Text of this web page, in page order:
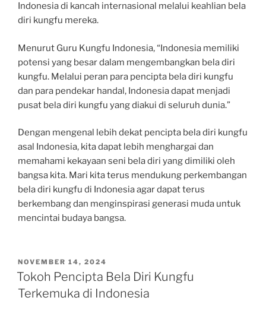
Indonesia di kancah internasional melalui keahlian bela
diri kungfu mereka.
Menurut Guru Kungfu Indonesia, “Indonesia memiliki
potensi yang besar dalam mengembangkan bela diri
kungfu. Melalui peran para pencipta bela diri kungfu
dan para pendekar handal, Indonesia dapat menjadi
pusat bela diri kungfu yang diakui di seluruh dunia.”
Dengan mengenal lebih dekat pencipta bela diri kungfu
asal Indonesia, kita dapat lebih menghargai dan
memahami kekayaan seni bela diri yang dimiliki oleh
bangsa kita. Mari kita terus mendukung perkembangan
bela diri kungfu di Indonesia agar dapat terus
berkembang dan menginspirasi generasi muda untuk
mencintai budaya bangsa.
POSTED
ON
NOVEMBER 14, 2024
Tokoh Pencipta Bela Diri Kungfu
Terkemuka di Indonesia